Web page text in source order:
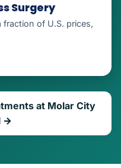
Surgery
fraction of U.S. prices,
at Molar City
→